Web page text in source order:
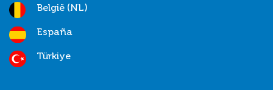
België (NL)
España
Türkiye